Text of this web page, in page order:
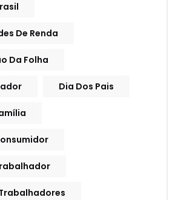
De Renda
Da Folha
Dia Dos Pais